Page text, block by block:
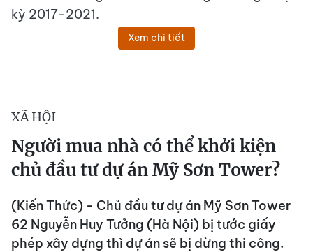
kỳ 2017-2021.
Xem chi tiết
XÃ HỘI
Người mua nhà có thể khởi kiện
chủ đầu tư dự án Mỹ Sơn Tower?
(Kiến Thức) - Chủ đầu tư dự án Mỹ Sơn Tower
62 Nguyễn Huy Tưởng (Hà Nội) bị tước giấy
phép xây dựng thì dự án sẽ bị dừng thi công.